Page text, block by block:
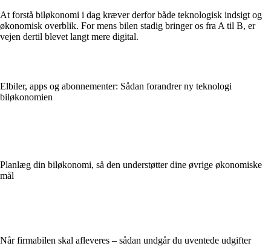
At forstå biløkonomi i dag kræver derfor både teknologisk indsigt og
økonomisk overblik. For mens bilen stadig bringer os fra A til B, er
vejen dertil blevet langt mere digital.
Elbiler, apps og abonnementer: Sådan forandrer ny teknologi
biløkonomien
Planlæg din biløkonomi, så den understøtter dine øvrige økonomiske
mål
Når firmabilen skal afleveres – sådan undgår du uventede udgifter